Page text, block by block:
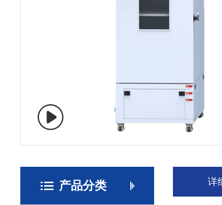
产品分类 详